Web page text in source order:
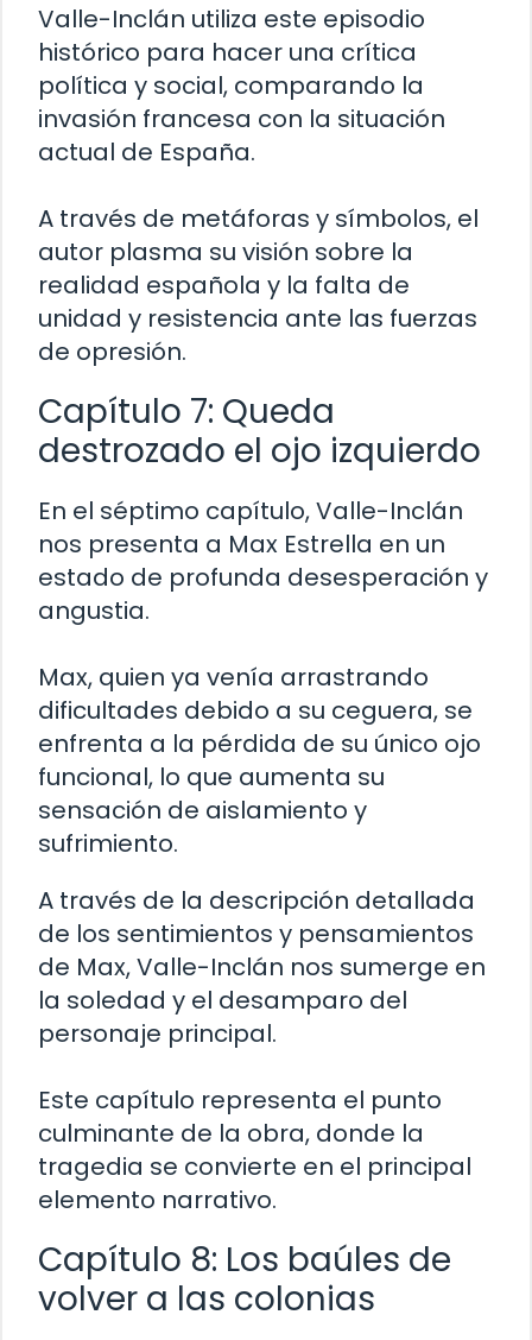
Valle-Inclán utiliza este episodio
histórico para hacer una crítica
política y social, comparando la
invasión francesa con la situación
actual de España.
A través de metáforas y símbolos, el
autor plasma su visión sobre la
realidad española y la falta de
unidad y resistencia ante las fuerzas
de opresión.
Capítulo 7: Queda
destrozado el ojo izquierdo
En el séptimo capítulo, Valle-Inclán
nos presenta a Max Estrella en un
estado de profunda desesperación y
angustia.
Max, quien ya venía arrastrando
dificultades debido a su ceguera, se
enfrenta a la pérdida de su único ojo
funcional, lo que aumenta su
sensación de aislamiento y
sufrimiento.
A través de la descripción detallada
de los sentimientos y pensamientos
de Max, Valle-Inclán nos sumerge en
la soledad y el desamparo del
personaje principal.
Este capítulo representa el punto
culminante de la obra, donde la
tragedia se convierte en el principal
elemento narrativo.
Capítulo 8: Los baúles de
volver a las colonias